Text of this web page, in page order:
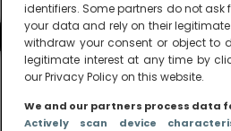
identifiers. Some partners do not ask
your data and rely on their
withdraw your consent or object to
legitimate interest at any time by
our Privacy Policy on this website.
We and our partners process data
Actively scan device